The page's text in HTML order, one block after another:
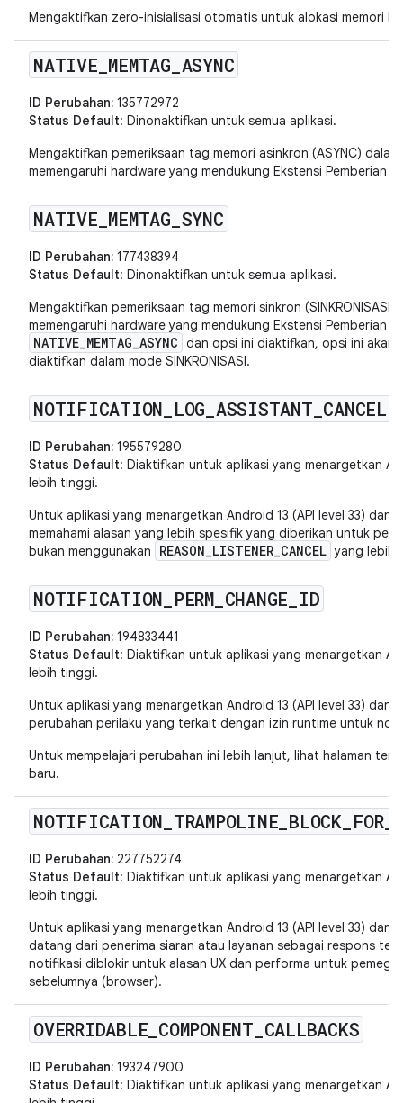
Mengaktifkan zero-inisialisasi otomatis untuk alokasi memori
NATIVE MEMTAG ASYNC
ID Perubahan: 135772972
Status Default: Dinonaktifkan untuk semua aplikasi.
Mengaktifkan pemeriksaan tag memori asinkron (ASYNC)
memengaruhi hardware yang mendukung Ekstensi Pemberian
NATIVE MEMTAG SYNC
ID Perubahan: 177438394
Status Default: Dinonaktifkan untuk semua aplikasi.
Mengaktifkan pemeriksaan tag memori sinkron
memengaruhi hardware yang mendukung Ekstensi Pemberian
NATIVE_MEMTAG_ASYNC dan opsi ini diaktifkan, opsi ini akan
diaktifkan dalam mode SINKRONISASI.
NOTIFICATION LOG ASSISTANT CANCEL
ID Perubahan: 195579280
Status Default: Diaktifkan untuk aplikasi yang menargetkan
lebih tinggi.
Untuk aplikasi yang menargetkan Android 13 (API level 33)
memahami alasan yang lebih spesifik yang diberikan untuk
bukan menggunakan
REASON_LISTENER_CANCEL yang lebih
NOTIFICATION PERM_ CHANGE ID
ID Perubahan: 194833441
Status Default: Diaktifkan untuk aplikasi yang menargetkan
lebih tinggi.
Untuk aplikasi yang menargetkan Android 13 (API level 33) dan
perubahan perilaku yang terkait dengan izin runtime untuk
Untuk mempelajari perubahan ini lebih lanjut, lihat halaman
baru.
NOTIFICATION TRAMPOLINE BLOCK FOR_
ID Perubahan: 227752274
Status Default: Diaktifkan untuk aplikasi yang menargetkan
lebih tinggi.
Untuk aplikasi yang menargetkan Android 13 (API level 33) dan
datang dari penerima siaran atau layanan sebagai respons
notifikasi diblokir untuk alasan UX dan performa untuk
sebelumnya (browser).
OVERRIDABLE COMPONENT CALLBACKS
ID Perubahan: 193247900
Status Default: Diaktifkan untuk aplikasi yang menargetkan